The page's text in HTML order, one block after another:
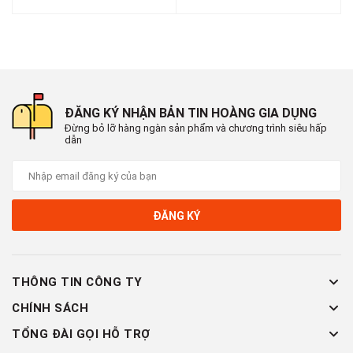
ĐĂNG KÝ NHẬN BẢN TIN HOÀNG GIA DỤNG
Đừng bỏ lỡ hàng ngàn sản phẩm và chương trình siêu hấp
dẫn
ĐĂNG KÝ
THÔNG TIN CÔNG TY
CHÍNH SÁCH
TỔNG ĐÀI GỌI HỖ TRỢ